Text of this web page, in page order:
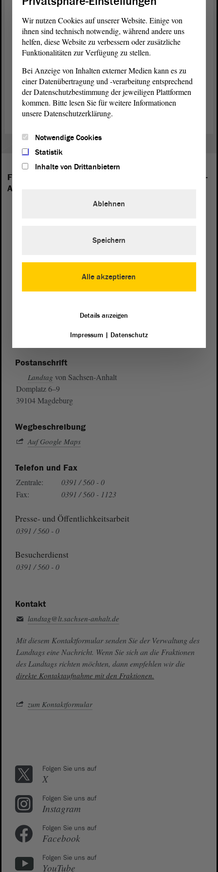
anhalt.de/service/literaturangebot
Die Landtags-wahl in Leichter Sprache zum Nach-lesen (PDF)
(PDF; 1.23 MB)
Der Landtag vor der Wahl
In den Wochen vor der Wahl wird derLandtagsowohl auf seiner
Website als auch auf seinen Social-Media-Kanälen umfassend über
die anstehende Wahl berichten.
Folgende Fraktionen sind im Landtag von Sachsen-
Anhalt vertreten:
Postanschrift
Landtag von Sachsen-Anhalt
Domplatz 6–9
39104 Magdeburg
Wegbeschreibung
Auf Google Maps
Telefon und Fax
Zentrale:
0391 / 560 - 0
Fax:
0391 / 560 - 1123
Presse- und Öffentlichkeitsarbeit
0391 / 560 - 0
Besucherdienst
0391 / 560 - 0
Kontakt
landtag@lt.sachsen-anhalt.de
Mit diesem Kontaktformular senden Sie der Verwaltung des
Landtags eine Nachricht. Wenn Sie sich an die Fraktionen
des Landtags richten möchten, dann empfehlen wir die
direkte Kontaktaufnahme mit den Fraktionen.
zum Kontaktformular
Folgen Sie uns auf
X
Folgen Sie uns auf
Instagram
Folgen Sie uns auf
Facebook
Folgen Sie uns auf
YouTube
Wir nutzen Cookies auf unserer Website. Einige von
ihnen sind technisch notwendig, während andere uns
helfen, diese Website zu verbessern oder zusätzliche
Funktionalitäten zur Verfügung zu stellen.
Bei Anzeige von Inhalten externer Medien kann es zu
einer Datenübertragung und -verarbeitung entsprechend
der Datenschutzbestimmung der jeweiligen Plattformen
kommen. Bitte lesen Sie für weitere Informationen
unsere Datenschutzerklärung.
Notwendige Cookies
Statistik
Inhalte von Drittanbietern
Alle akzeptieren
Ablehnen
Speichern
Details anzeigen
Impressum| Datenschutz